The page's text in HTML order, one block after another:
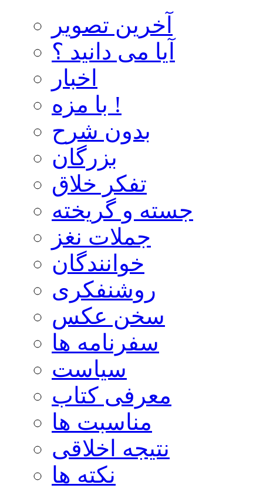
آخرین تصویر
آیا می دانید ؟
اخبار
با مزه !
بدون شرح
بزرگان
تفکر خلاق
جسته و گریخته
جملات نغز
خوانندگان
روشنفکری
سخن عکس
سفرنامه ها
سیاست
معرفی کتاب
مناسبت ها
نتیجه اخلاقی
نکته ها